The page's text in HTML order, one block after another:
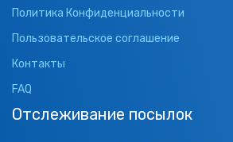
Политика Конфиденциальности
Пользовательское соглашение
Контакты
FAQ
Отслеживание посылок